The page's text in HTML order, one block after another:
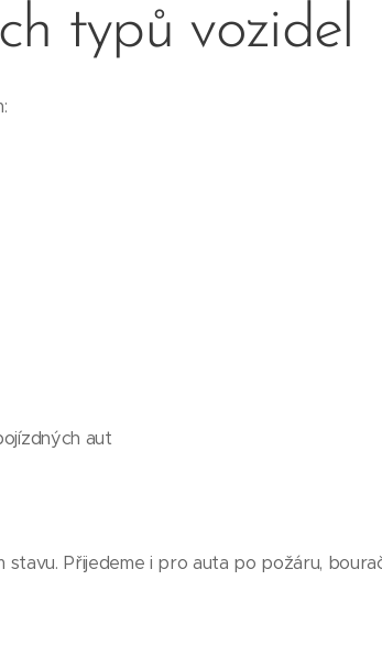
typů vozidel
aut
stavu. Přijedeme i pro auta po požáru,